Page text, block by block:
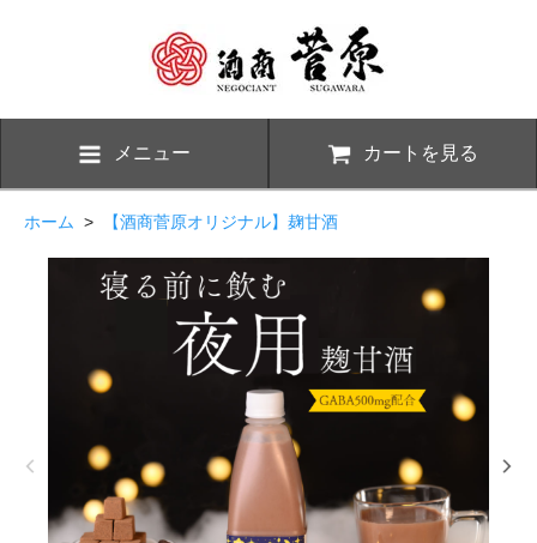
メニュー カートを見る
ホーム > 【酒商菅原オリジナル】麹甘酒